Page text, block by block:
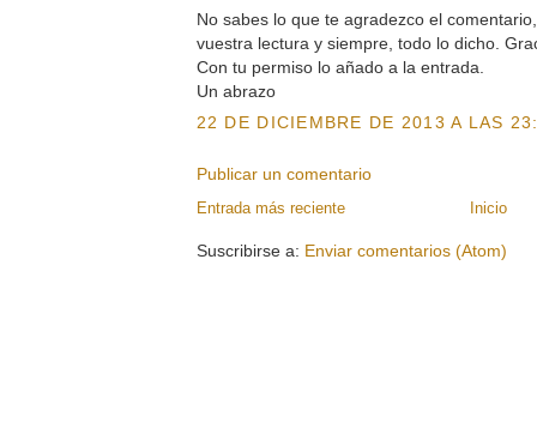
No sabes lo que te agradezco el
vuestra lectura y siempre, todo lo dicho.
Con tu permiso lo añado a la entrada.
Un abrazo
22 DE DICIEMBRE DE 2013 A LAS
Publicar un comentario
Entrada más reciente Inicio
Suscribirse a: Enviar comentarios (Atom)